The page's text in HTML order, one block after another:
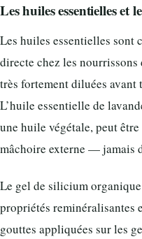
Les huiles essentielles et
Les huiles essentielles sont
directe chez les
très fortement diluées avant
L’huile essentielle de
une huile végétale, peut
mâchoire externe — jamais
Le gel de silicium
propriétés reminéralisantes
gouttes appliquées sur les